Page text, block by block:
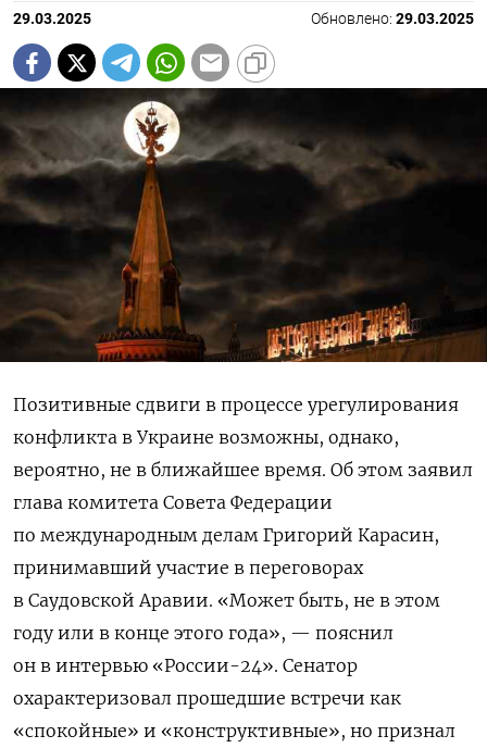
29.03.2025 Обновлено: 29.03.2025
Позитивные сдвиги в процессе урегулирования
конфликта в Украине возможны, однако,
вероятно, не в ближайшее время. Об этом заявил
глава комитета Совета Федерации
по международным делам Григорий Карасин,
принимавший участие в переговорах
в Саудовской Аравии. «Может быть, не в этом
году или в конце этого года», — пояснил
он в интервью «России-24». Сенатор
охарактеризовал прошедшие встречи как
«спокойные» и «конструктивные», но признал